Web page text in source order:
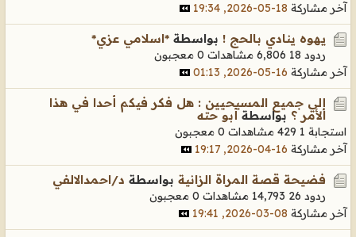
آخر مشاركة 18-05-2026, 19:34
يهوه ينادي بالحج ! بواسطة *اسلامي عزي*
ردود 18 6,806 مشاهدات
0 معجبون
آخر مشاركة 16-05-2026, 01:13
إلي جميع المسيحيين : هل فكر فيكم أحدا في هذا
الأمر ؟ بواسطةأبو حته
استجابة 1 429 مشاهدات
0 معجبون
آخر مشاركة 16-04-2026, 19:17
فضيحة قصة المراة الزانية بواسطة د/احمدالالفي
ردود 26 14,793 مشاهدات
0 معجبون
آخر مشاركة 08-03-2026, 19:41